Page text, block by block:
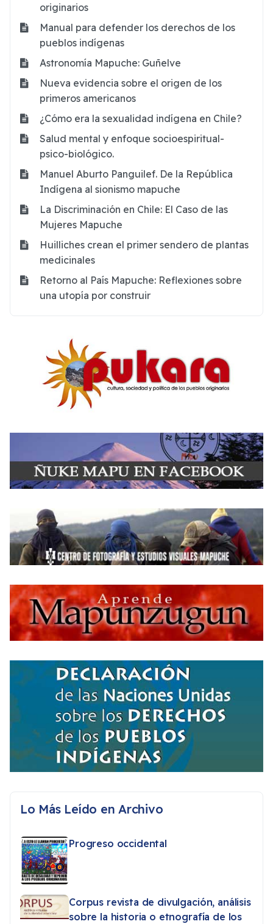
originarios
Manual para defender los derechos de los
pueblos indígenas
Astronomía Mapuche: Guñelve
Nueva evidencia sobre el origen de los
primeros americanos
¿Cómo era la sexualidad indígena en Chile?
Salud mental y enfoque socioespiritual-
psico-biológico.
Manuel Aburto Panguilef. De la República
Indígena al sionismo mapuche
La Discriminación en Chile: El Caso de las
Mujeres Mapuche
Huilliches crean el primer sendero de plantas
medicinales
Retorno al País Mapuche: Reflexiones sobre
una utopía por construir
Lo Más Leído en Archivo
Progreso occidental
Corpus revista de divulgación, análisis
sobre la historia o etnografía de los